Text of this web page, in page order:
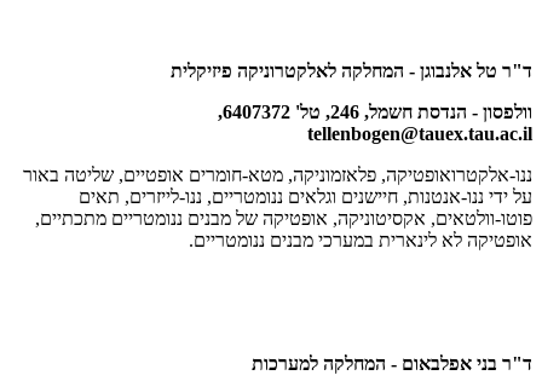
ד"ר טל אלנבוגן - המחלקה לאלקטרוניקה פיזיקלית
וולפסון - הנדסת חשמל, 246, טל' 6407372,
tellenbogen@tauex.tau.ac.il
ננו-אלקטרואופטיקה, פלאזמוניקה, מטא-חומרים אופטיים, שליטה באור
על ידי ננו-אנטנות, חיישנים וגלאים ננומטריים, ננו-לייזרים, תאים
פוטו-וולטאים, אקסיטוניקה, אופטיקה של מבנים ננומטריים מתכתיים,
אופטיקה לא לינארית במערכי מבנים ננומטריים.
ד"ר בני אפלבאום - המחלקה למערכות